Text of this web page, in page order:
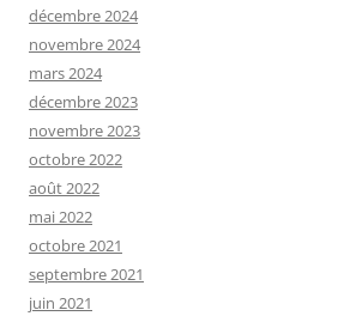
décembre 2024
novembre 2024
mars 2024
décembre 2023
novembre 2023
octobre 2022
août 2022
mai 2022
octobre 2021
septembre 2021
juin 2021